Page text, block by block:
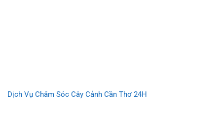
Dịch Vụ Chăm Sóc Cây Cảnh Cần Thơ 24H